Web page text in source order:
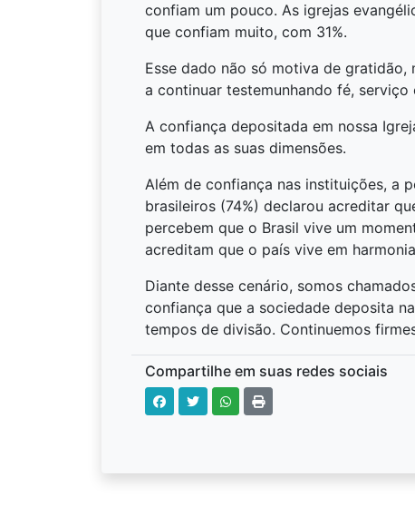
confiam um pouco. As igrejas
que confiam muito, com 31%.
Esse dado não só motiva de
a continuar testemunhando fé,
A confiança depositada em nossa
em todas as suas dimensões.
Além de confiança nas instituições, a
brasileiros (74%) declarou acreditar
percebem que o Brasil vive um
acreditam que o país vive em
Diante desse cenário, somos
confiança que a sociedade deposita
tempos de divisão. Continuemos
Compartilhe em suas redes sociais